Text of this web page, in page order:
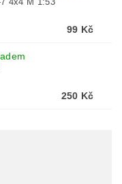
99 Kč
250 Kč